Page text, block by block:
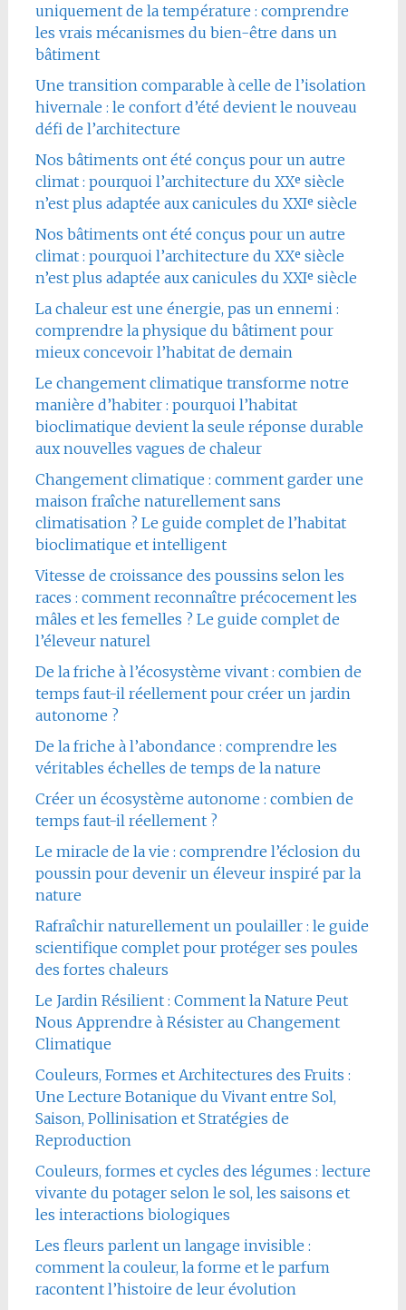
uniquement de la température : comprendre
les vrais mécanismes du bien-être dans un
bâtiment
Une transition comparable à celle de l’isolation
hivernale : le confort d’été devient le nouveau
défi de l’architecture
Nos bâtiments ont été conçus pour un autre
climat : pourquoi l’architecture du XXᵉ siècle
n’est plus adaptée aux canicules du XXIᵉ siècle
Nos bâtiments ont été conçus pour un autre
climat : pourquoi l’architecture du XXᵉ siècle
n’est plus adaptée aux canicules du XXIᵉ siècle
La chaleur est une énergie, pas un ennemi :
comprendre la physique du bâtiment pour
mieux concevoir l’habitat de demain
Le changement climatique transforme notre
manière d’habiter : pourquoi l’habitat
bioclimatique devient la seule réponse durable
aux nouvelles vagues de chaleur
Changement climatique : comment garder une
maison fraîche naturellement sans
climatisation ? Le guide complet de l’habitat
bioclimatique et intelligent
Vitesse de croissance des poussins selon les
races : comment reconnaître précocement les
mâles et les femelles ? Le guide complet de
l’éleveur naturel
De la friche à l’écosystème vivant : combien de
temps faut-il réellement pour créer un jardin
autonome ?
De la friche à l’abondance : comprendre les
véritables échelles de temps de la nature
Créer un écosystème autonome : combien de
temps faut-il réellement ?
Le miracle de la vie : comprendre l’éclosion du
poussin pour devenir un éleveur inspiré par la
nature
Rafraîchir naturellement un poulailler : le guide
scientifique complet pour protéger ses poules
des fortes chaleurs
Le Jardin Résilient : Comment la Nature Peut
Nous Apprendre à Résister au Changement
Climatique
Couleurs, Formes et Architectures des Fruits :
Une Lecture Botanique du Vivant entre Sol,
Saison, Pollinisation et Stratégies de
Reproduction
Couleurs, formes et cycles des légumes : lecture
vivante du potager selon le sol, les saisons et
les interactions biologiques
Les fleurs parlent un langage invisible :
comment la couleur, la forme et le parfum
racontent l’histoire de leur évolution